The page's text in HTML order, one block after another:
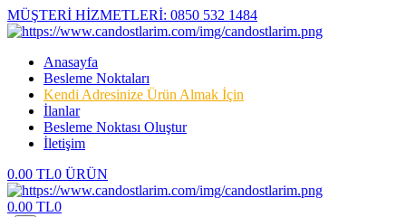
MÜŞTERİ HİZMETLERİ: 0850 532 1484
Anasayfa
Besleme Noktaları
Kendi Adresinize Ürün Almak İçin
İlanlar
Besleme Noktası Oluştur
İletişim
0.00 TL0 ÜRÜN
0.00 TL0